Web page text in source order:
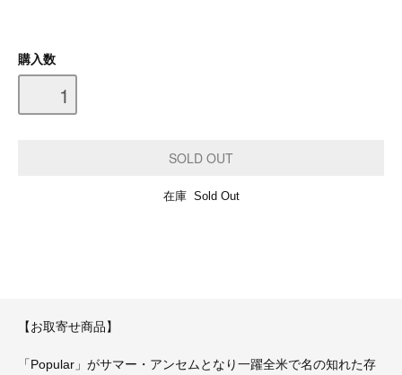
購入数
在庫 Sold Out
【お取寄せ商品】
「Popular」がサマー・アンセムとなり一躍全米で名の知れた存